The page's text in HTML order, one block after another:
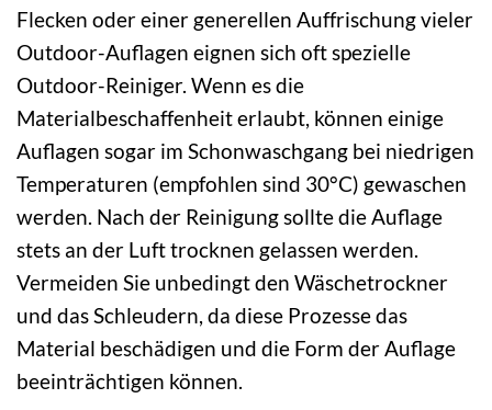
Flecken oder einer generellen Auffrischung vieler
Outdoor-Auflagen eignen sich oft spezielle
Outdoor-Reiniger. Wenn es die
Materialbeschaffenheit erlaubt, können einige
Auflagen sogar im Schonwaschgang bei niedrigen
Temperaturen (empfohlen sind 30°C) gewaschen
werden. Nach der Reinigung sollte die Auflage
stets an der Luft trocknen gelassen werden.
Vermeiden Sie unbedingt den Wäschetrockner
und das Schleudern, da diese Prozesse das
Material beschädigen und die Form der Auflage
beeinträchtigen können.